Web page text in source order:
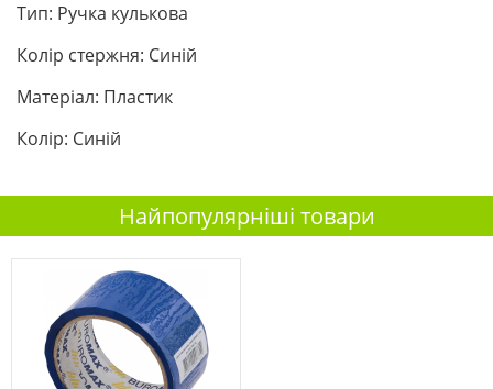
Тип: Ручка кулькова
Колір стержня: Синій
Матеріал: Пластик
Колір: Синій
Найпопулярніші товари